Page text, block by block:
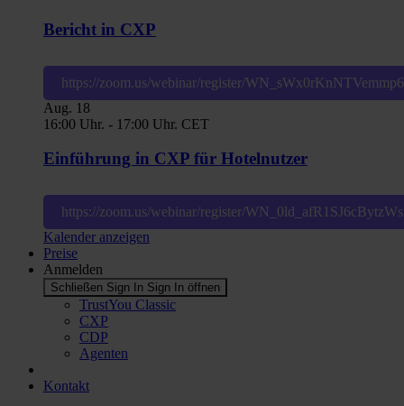
Bericht in CXP
https://zoom.us/webinar/register/
Aug. 18
16:00 Uhr. - 17:00 Uhr. CET
Einführung in CXP für Hotelnutzer
https://zoom.us/webinar/register/
Kalender anzeigen
Preise
Anmelden
Schließen Sign In Sign In öffnen
TrustYou Classic
CXP
CDP
Agenten
Kontakt